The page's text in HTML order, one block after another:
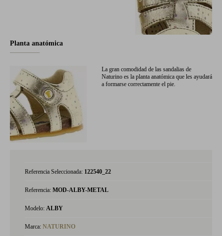
Planta anatómica
La gran comodidad de las sandalias de
Naturino es la planta anatómica que les ayudará
a formarse correctamente el pie.
Referencia Seleccionada: 122540_22
Referencia: MOD-ALBY-METAL
Modelo: ALBY
Marca: NATURINO